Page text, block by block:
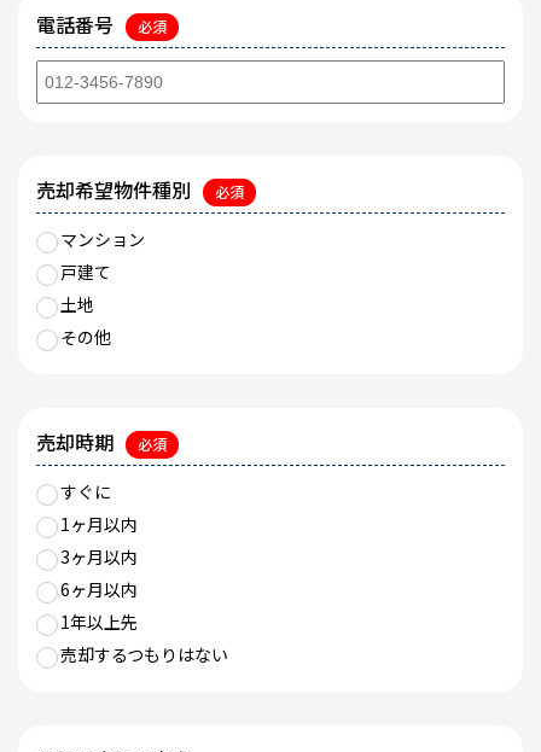
電話番号 必須
売却希望物件種別 必須
マンション
戸建て
土地
その他
売却時期 必須
すぐに
1ヶ月以内
3ヶ月以内
6ヶ月以内
1年以上先
売却するつもりはない